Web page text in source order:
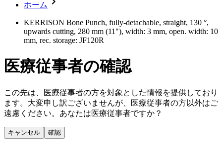
脊椎脊髄治療
手術用鋼製器具と滅菌コンテナーシステム
縫合糸 / 皮膚用接着剤
創傷ケア
ソリューション
製品・診療領域
私たちのカルチャー
採用情報
キャリア（B. Braunで働くということ）
多様性
お問合せ
お問合せフォーム
取材・撮影のお申込み
ニューススペース
ニュースリリース
医療従事者さま向けニュース
会社
ホーム
KERRISON Bone Punch, fully-detachable, straight, 130 °,
upwards cutting, 280 mm (11"), width: 3 mm, open. width: 10
mm, rec. storage: JF120R
医療従事者の確認
この先は、医療従事者の方を対象とした情報を提供しており
ます。大変申し訳ございませんが、医療従事者の方以外はご
遠慮ください。あなたは医療従事者ですか？
キャンセル 確認